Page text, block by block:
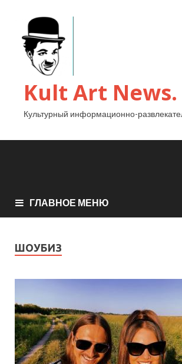
Kult Art News.
Культурный информационно-
ГЛАВНОЕ МЕНЮ
ШОУБИЗ